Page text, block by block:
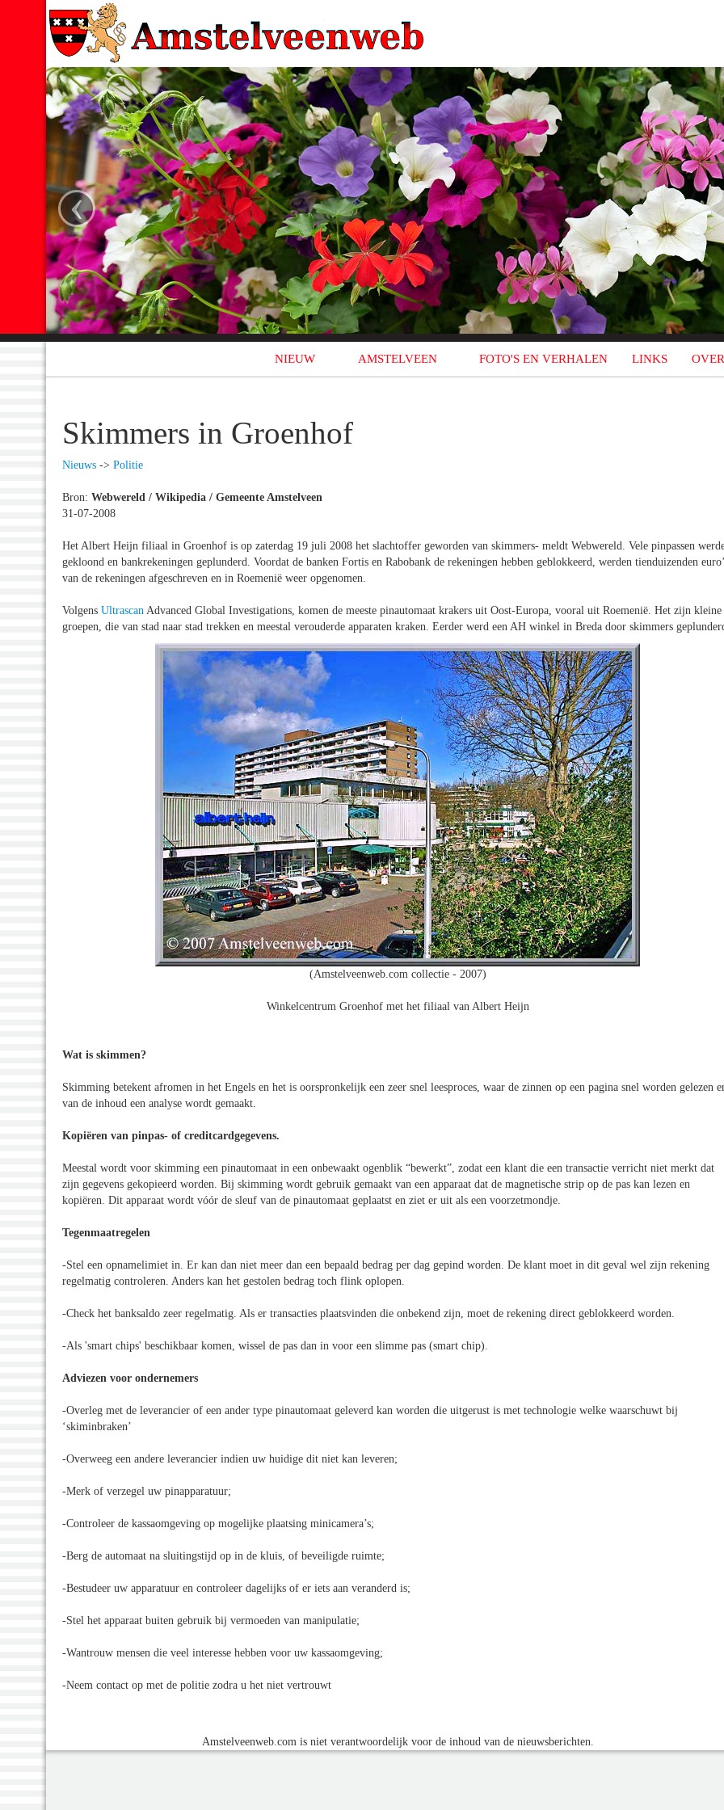
‹
NIEUW AMSTELVEEN FOTO'S EN VERHALEN LINKS
Skimmers in Groenhof
Nieuws -> Politie
Bron: Webwereld / Wikipedia / Gemeente Amstelveen
31-07-2008
Het Albert Heijn filiaal in Groenhof is op zaterdag 19 juli 2008 het slachtoffer geworden van skimmers- meldt Webwereld. Vele pinpassen
gekloond en bankrekeningen geplunderd. Voordat de banken Fortis en Rabobank de rekeningen hebben geblokkeerd, werden tienduizenden
van de rekeningen afgeschreven en in Roemenië weer opgenomen.
Volgens Ultrascan Advanced Global Investigations, komen de meeste pinautomaat krakers uit Oost-Europa, vooral uit Roemenië. Het zijn kleine
groepen, die van stad naar stad trekken en meestal verouderde apparaten kraken. Eerder werd een AH winkel in Breda door skimmers
(Amstelveenweb.com collectie - 2007)
Winkelcentrum Groenhof met het filiaal van Albert Heijn
Wat is skimmen?
Skimming betekent afromen in het Engels en het is oorspronkelijk een zeer snel leesproces, waar de zinnen op een pagina snel worden gelezen
van de inhoud een analyse wordt gemaakt.
Kopiëren van pinpas- of creditcardgegevens.
Meestal wordt voor skimming een pinautomaat in een onbewaakt ogenblik “bewerkt”, zodat een klant die een transactie verricht niet merkt dat
zijn gegevens gekopieerd worden. Bij skimming wordt gebruik gemaakt van een apparaat dat de magnetische strip op de pas kan lezen en
kopiëren. Dit apparaat wordt vóór de sleuf van de pinautomaat geplaatst en ziet er uit als een voorzetmondje.
Tegenmaatregelen
-Stel een opnamelimiet in. Er kan dan niet meer dan een bepaald bedrag per dag gepind worden. De klant moet in dit geval wel zijn rekening
regelmatig controleren. Anders kan het gestolen bedrag toch flink oplopen.
-Check het banksaldo zeer regelmatig. Als er transacties plaatsvinden die onbekend zijn, moet de rekening direct geblokkeerd worden.
-Als 'smart chips' beschikbaar komen, wissel de pas dan in voor een slimme pas (smart chip).
Adviezen voor ondernemers
-Overleg met de leverancier of een ander type pinautomaat geleverd kan worden die uitgerust is met technologie welke waarschuwt bij
‘skiminbraken’
-Overweeg een andere leverancier indien uw huidige dit niet kan leveren;
-Merk of verzegel uw pinapparatuur;
-Controleer de kassaomgeving op mogelijke plaatsing minicamera’s;
-Berg de automaat na sluitingstijd op in de kluis, of beveiligde ruimte;
-Bestudeer uw apparatuur en controleer dagelijks of er iets aan veranderd is;
-Stel het apparaat buiten gebruik bij vermoeden van manipulatie;
-Wantrouw mensen die veel interesse hebben voor uw kassaomgeving;
-Neem contact op met de politie zodra u het niet vertrouwt
Amstelveenweb.com is niet verantwoordelijk voor de inhoud van de nieuwsberichten.